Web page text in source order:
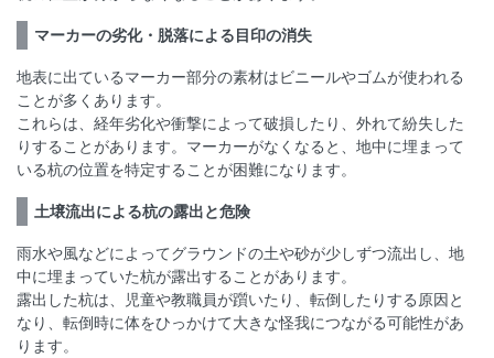
マーカーの劣化・脱落による目印の消失
地表に出ているマーカー部分の素材はビニールやゴムが使われる
ことが多くあります。
これらは、経年劣化や衝撃によって破損したり、外れて紛失した
りすることがあります。マーカーがなくなると、地中に埋まって
いる杭の位置を特定することが困難になります。
土壌流出による杭の露出と危険
雨水や風などによってグラウンドの土や砂が少しずつ流出し、地
中に埋まっていた杭が露出することがあります。
露出した杭は、児童や教職員が躓いたり、転倒したりする原因と
なり、転倒時に体をひっかけて大きな怪我につながる可能性があ
ります。